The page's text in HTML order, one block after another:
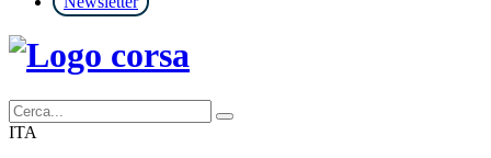
ITA